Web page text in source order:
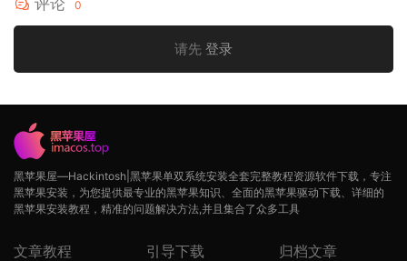
0
请先 登录
黑苹果屋—Hackintosh|黑苹果单双系统安装全套完整教程资源软件下载，专注
黑苹果安装，为您提供最专业的黑苹果知识、全面的黑苹果驱动下载、详细的
黑苹果安装教程，精准的问题解决方法,并且集合了众多工具
文章教程 引导下载 归档文章